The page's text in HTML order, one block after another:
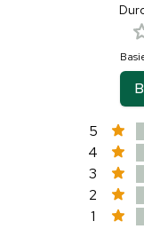
5
4
3
2
1